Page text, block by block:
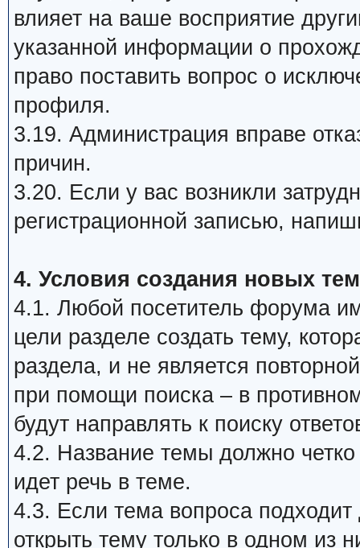
влияет на ваше восприятие
указанной информации о
право поставить вопрос о
профиля.
3.19. Администрация вправе
причин.
3.20. Если у вас возникли
регистрационной записью,
4. Условия создания новых
4.1. Любой посетитель форума
цели разделе создать тему,
раздела, и не является
при помощи поиска – в
будут направлять к поиску
4.2. Название темы должно
идет речь в теме.
4.3. Если тема вопроса
открыть тему только в одном из